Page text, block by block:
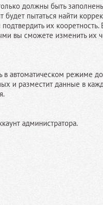
должны быть
пытаться найти
их
вы сможете изменить их
в автоматическом режиме
и разместит данные в
администратора.